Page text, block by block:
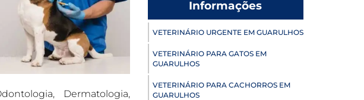
Dermatologia,
Informações
VETERINÁRIO URGENTE EM GUARULHOS
VETERINÁRIO PARA GATOS EM
GUARULHOS
VETERINÁRIO PARA CACHORROS EM
GUARULHOS